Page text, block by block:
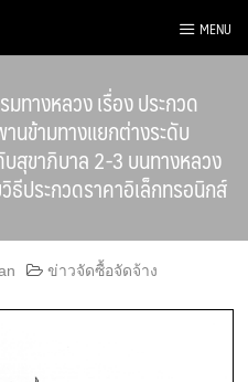
MENU
างหลวง เรื่อง ประกวด
นข้ามทางแยกต่างระดับ
สุขาภิบาล 2-3 บนทางหลวง
ธีประกวดราคาอิเล็กทรอนิกส์
ข่าวจัดซื้อจัดจ้าง